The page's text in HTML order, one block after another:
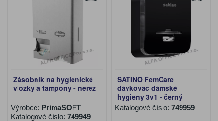
Zásobník na hygienické
vložky a tampony - nerez
Výrobce: PrimaSOFT
Katalogové číslo: 749949
SATINO FemCare
dávkovač dámské
hygieny 3v1 - černý
Katalogové číslo: 749959